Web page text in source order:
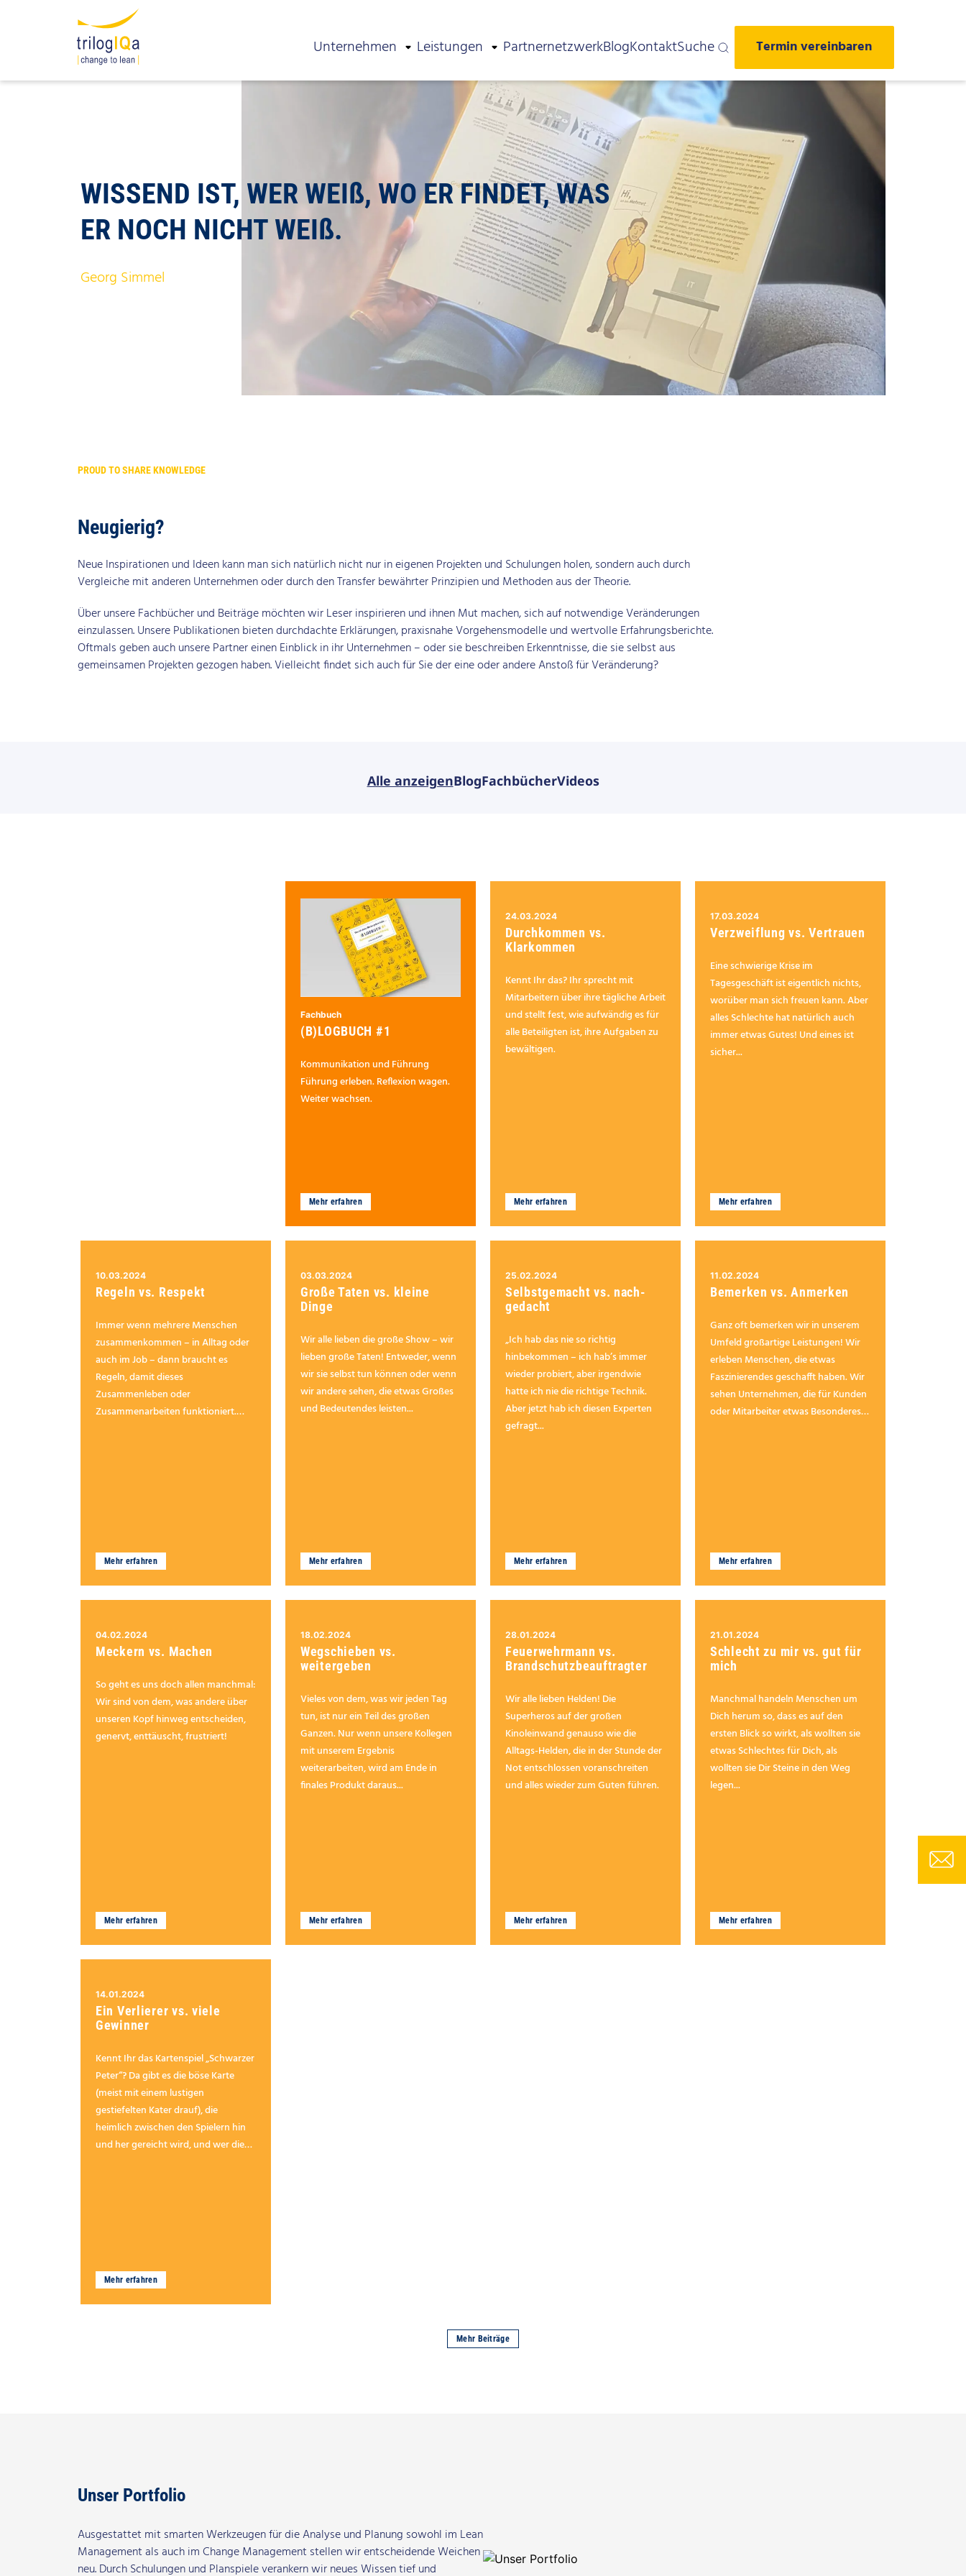
Unternehmen Leistungen PartnernetzwerkBlogKontaktSuche Termin vereinbaren
WISSEND IST, WER WEIß, WO ER FINDET,WAS
ER NOCH NICHT WEIß.
Georg Simmel
PROUD TO SHARE KNOWLEDGE
Neugierig?
Neue Inspirationen und Ideen kann man sich natürlich nicht nur in eigenen Projekten und Schulungen holen, sondern auch durch
Vergleiche mit anderen Unternehmen oder durch den Transfer bewährter Prinzipien und Methoden aus der Theorie.
Über unsere Fachbücher und Beiträge möchten wir Leser inspirieren und ihnen Mut machen, sich auf notwendige Veränderungen
einzulassen. Unsere Publikationen bieten durchdachte Erklärungen, praxisnahe Vorgehensmodelle und wertvolle Erfahrungsberichte.
Oftmals geben auch unsere Partner einen Einblick in ihr Unternehmen – oder sie beschreiben Erkenntnisse, die sie selbst aus
gemeinsamen Projekten gezogen haben. Vielleicht findet sich auch für Sie der eine oder andere Anstoß für Veränderung?
Alle anzeigenBlogFachbücherVideos
Fachbuch
(B)LOGBUCH #1
Kommunikation und Führung
Führung erleben. Reflexion wagen.
Weiter wachsen.
Mehr erfahren
24.03.2024
Durchkommen vs.
Klarkommen
Kennt Ihr das? Ihr sprecht mit
Mitarbeitern über ihre tägliche Arbeit
und stellt fest, wie aufwändig es für
alle Beteiligten ist, ihre Aufgaben zu
bewältigen.
Mehr erfahren
17.03.2024
Verzweiflung vs. Vertrauen
Eine schwierige Krise im
Tagesgeschäft ist eigentlich nichts,
worüber man sich freuen kann. Aber
alles Schlechte hat natürlich auch
immer etwas Gutes! Und eines ist
sicher...
Mehr erfahren
10.03.2024
Regeln vs. Respekt
Immer wenn mehrere Menschen
zusammenkommen – in Alltag oder
auch im Job – dann braucht es
Regeln, damit dieses
Zusammenleben oder
Zusammenarbeiten funktioniert.
Mehr erfahren
03.03.2024
Große Taten vs. kleine
Dinge
Wir alle lieben die große Show – wir
lieben große Taten! Entweder, wenn
wir sie selbst tun können oder wenn
wir andere sehen, die etwas Großes
und Bedeutendes leisten...
Mehr erfahren
25.02.2024
Selbstgemacht vs. nach-
gedacht
„Ich hab das nie so richtig
hinbekommen – ich hab’s immer
wieder probiert, aber irgendwie
hatte ich nie die richtige Technik.
Aber jetzt hab ich diesen Experten
gefragt...
Mehr erfahren
11.02.2024
Bemerken vs. Anmerken
Ganz oft bemerken wir in unserem
Umfeld großartige Leistungen! Wir
erleben Menschen, die etwas
Faszinierendes geschafft haben. Wir
sehen Unternehmen, die für Kunden
oder Mitarbeiter etwas Besonderes
Mehr erfahren
04.02.2024
Meckern vs. Machen
So geht es uns doch allen manchmal:
Wir sind von dem, was andere über
unseren Kopf hinweg entscheiden,
genervt, enttäuscht, frustriert!
Mehr erfahren
18.02.2024
Wegschieben vs.
weitergeben
Vieles von dem, was wir jeden Tag
tun, ist nur ein Teil des großen
Ganzen. Nur wenn unsere Kollegen
mit unserem Ergebnis
weiterarbeiten, wird am Ende in
finales Produkt daraus...
Mehr erfahren
28.01.2024
Feuerwehrmann vs.
Brandschutzbeauftragter
Wir alle lieben Helden! Die
Superheros auf der großen
Kinoleinwand genauso wie die
Alltags-Helden, die in der Stunde der
Not entschlossen voranschreiten
und alles wieder zum Guten führen.
Mehr erfahren
21.01.2024
Schlecht zu mir vs. gut für
mich
Manchmal handeln Menschen um
Dich herum so, dass es auf den
ersten Blick so wirkt, als wollten sie
etwas Schlechtes für Dich, als
wollten sie Dir Steine in den Weg
legen...
Mehr erfahren
14.01.2024
Ein Verlierer vs. viele
Gewinner
Kennt Ihr das Kartenspiel „Schwarzer
Peter“? Da gibt es die böse Karte
(meist mit einem lustigen
gestiefelten Kater drauf), die
heimlich zwischen den Spielern hin
und her gereicht wird, und wer die
Mehr erfahren
Mehr Beiträge
Unser Portfolio
Ausgestattet mit smarten Werkzeugen für die Analyse und Planung sowohl im Lean
Management als auch im Change Management stellen wir entscheidende Weichen
neu. Durch Schulungen und Planspiele verankern wir neues Wissen tief und